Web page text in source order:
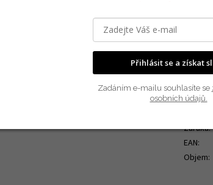
Záruka:
EAN:
Objem:
Přihlásit se a získat
Zadáním e-mailu souhlasíte se
osobních údajů.